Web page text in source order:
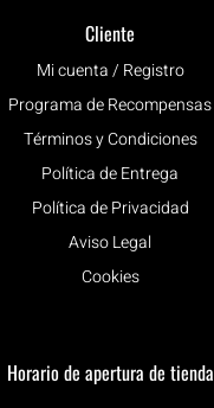
Cliente
Mi cuenta / Registro
Programa de Recompensas
Términos y Condiciones
Política de Entrega
Política de Privacidad
Aviso Legal
Cookies
Horario de apertura de tienda